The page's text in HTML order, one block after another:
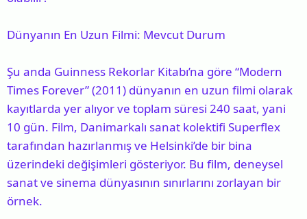
Dünyanın En Uzun Filmi: Mevcut Durum
Şu anda Guinness Rekorlar Kitabı’na göre “Modern
Times Forever” (2011) dünyanın en uzun filmi olarak
kayıtlarda yer alıyor ve toplam süresi 240 saat, yani
10 gün. Film, Danimarkalı sanat kolektifi Superflex
tarafından hazırlanmış ve Helsinki’de bir bina
üzerindeki değişimleri gösteriyor. Bu film, deneysel
sanat ve sinema dünyasının sınırlarını zorlayan bir
örnek.